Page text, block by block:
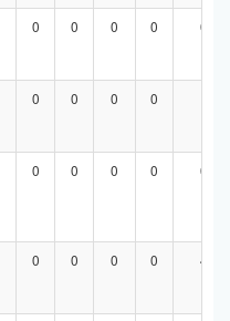
0 0 0 0 0
0 0 0 0
0 0 0 0 0
0 0 0 0 4